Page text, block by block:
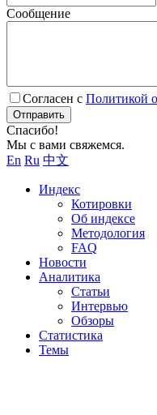
Сообщение
Согласен с Политикой
Отправить
Спасибо!
Мы с вами свяжемся.
En Ru 中文
Индекс
Котировки
Об индексе
Методология
FAQ
Новости
Аналитика
Статьи
Интервью
Обзоры
Статистика
Темы